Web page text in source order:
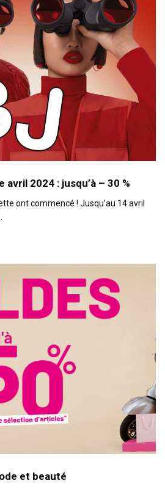
2024 : jusqu’à – 30 %
ont commencé ! Jusqu’au 14 avril
et beauté